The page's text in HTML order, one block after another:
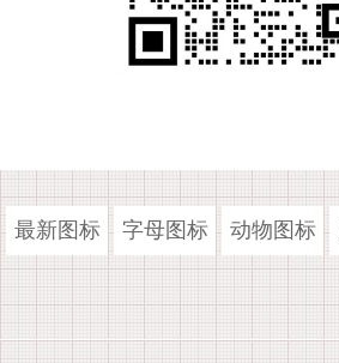
最新图标 字母图标 动物图标